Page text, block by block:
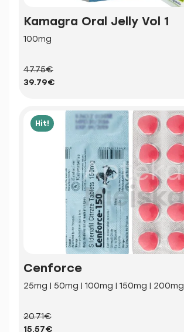
Kamagra Oral Jelly Vol 1
100mg
47.75€
39.79€
Hit!
Cenforce
25mg | 50mg | 100mg | 150mg | 200mg
20.71€
15.57€